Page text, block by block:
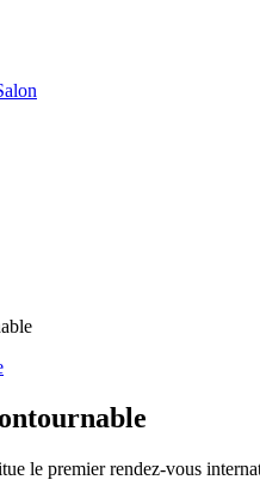
le premier rendez-vous